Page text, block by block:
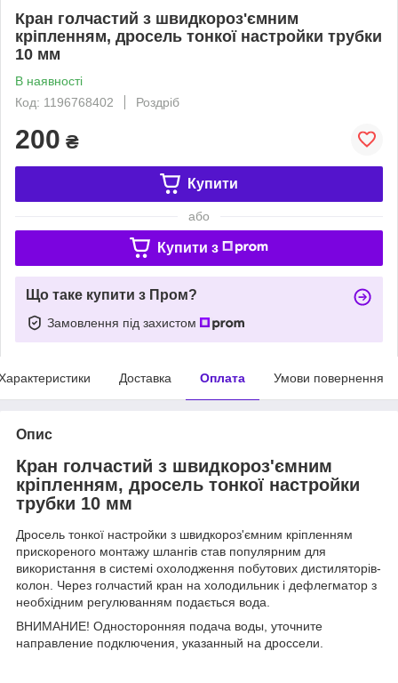
Кран голчастий з швидкороз'ємним
кріпленням, дросель тонкої настройки трубки
10 мм
В наявності
Код: 1196768402
Роздріб
200 ₴
Купити
або
Купити з
Що таке купити з Пром?
Замовлення під захистом
Доставка Оплата Умови повернення
Опис
Кран голчастий з швидкороз'ємним
кріпленням, дросель тонкої настройки
трубки 10 мм
Дросель тонкої настройки з швидкороз'ємним кріпленням
прискореного монтажу шлангів став популярним для
використання в системі охолодження побутових дистиляторів-
колон. Через голчастий кран на холодильник і дефлегматор з
необхідним регулюванням подається вода.
ВНИМАНИЕ! Односторонняя подача воды, уточните
направление подключения, указанный на дроссели.